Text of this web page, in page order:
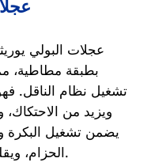
عجلات البولي
بطبقة مطاطية،
تشغيل نظام الناقل.
ويزيد من الاحتكاك،
يضمن تشغيل البكرة
الحزام، ويقلل من التآكل، ويعزز كفاءة الماكينة.